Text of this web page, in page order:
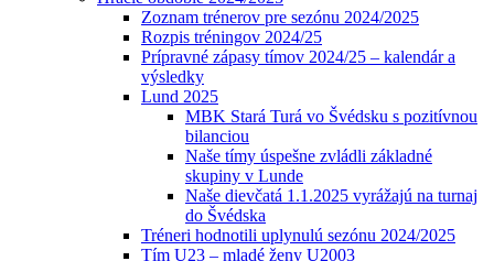
Zoznam trénerov pre sezónu 2024/2025
Rozpis tréningov 2024/25
Prípravné zápasy tímov 2024/25 – kalendár a
výsledky
Lund 2025
MBK Stará Turá vo Švédsku s pozitívnou
bilanciou
Naše tímy úspešne zvládli základné
skupiny v Lunde
Naše dievčatá 1.1.2025 vyrážajú na turnaj
do Švédska
Tréneri hodnotili uplynulú sezónu 2024/2025
Tím U23 – mladé ženy U2003